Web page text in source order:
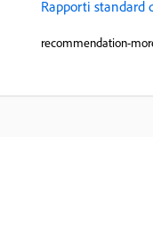
Rapporti standard
recommendation-